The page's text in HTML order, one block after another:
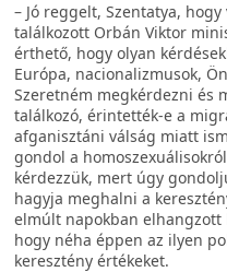
– Jó reggelt, Szentatya,
találkozott Orbán Viktor
érthető, hogy olyan
Európa, nacionalizmusok,
Szeretném megkérdezni és
találkozó, érintették-e a
afganisztáni válság miatt
gondol a
kérdezzük, mert úgy
hagyja meghalni a
elmúlt napokban
hogy néha éppen az ilyen
keresztény értékeket.